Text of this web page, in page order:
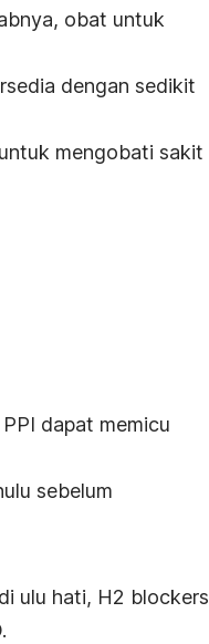
obat untuk
dengan sedikit
mengobati sakit
dapat memicu
sebelum
ulu hati, H2 blockers